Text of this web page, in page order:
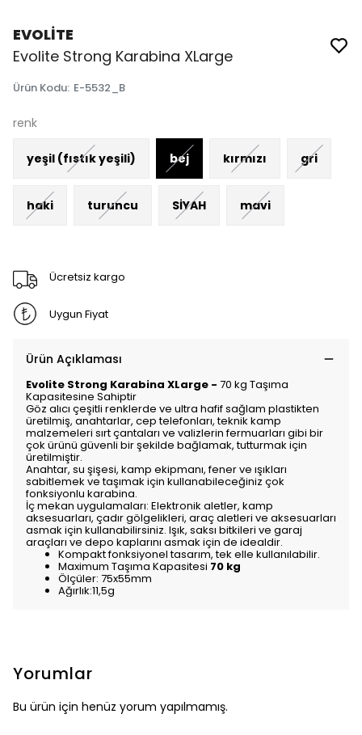
EVOLİTE
Evolite Strong Karabina XLarge
Ürün Kodu: E-5532_B
renk
yeşil (fıstık yeşili) bej kırmızı gri
haki turuncu SİYAH mavi
Ücretsiz kargo
Uygun Fiyat
Ürün Açıklaması
Evolite Strong Karabina XLarge - 70 kg Taşıma
Kapasitesine Sahiptir
Göz alıcı çeşitli renklerde ve ultra hafif sağlam plastikten
üretilmiş, anahtarlar, cep telefonları, teknik kamp
malzemeleri sırt çantaları ve valizlerin fermuarları gibi bir
çok ürünü güvenli bir şekilde bağlamak, tutturmak için
üretilmiştir.
Anahtar, su şişesi, kamp ekipmanı, fener ve ışıkları
sabitlemek ve taşımak için kullanabileceğiniz çok
fonksiyonlu karabina.
İç mekan uygulamaları: Elektronik aletler, kamp
aksesuarları, çadır gölgelikleri, araç aletleri ve aksesuarları
asmak için kullanabilirsiniz. Işık, saksı bitkileri ve garaj
araçları ve depo kaplarını asmak için de idealdir.
Kompakt fonksiyonel tasarım, tek elle kullanılabilir.
Maximum Taşıma Kapasitesi 70 kg
Ölçüler: 75x55mm
Ağırlık:11,5g
Yorumlar
Bu ürün için henüz yorum yapılmamış.